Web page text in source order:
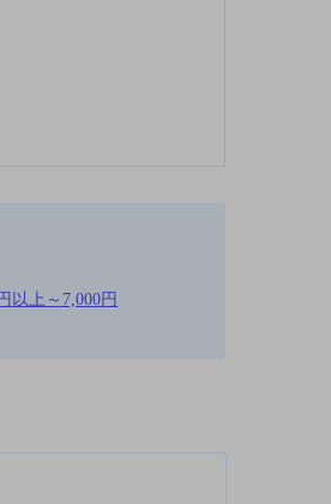
以上～7,000円